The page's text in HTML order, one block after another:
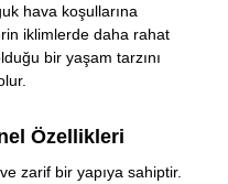
hava koşullarına
iklimlerde daha rahat
bir yaşam tarzını
Özellikleri
zarif bir yapıya sahiptir.